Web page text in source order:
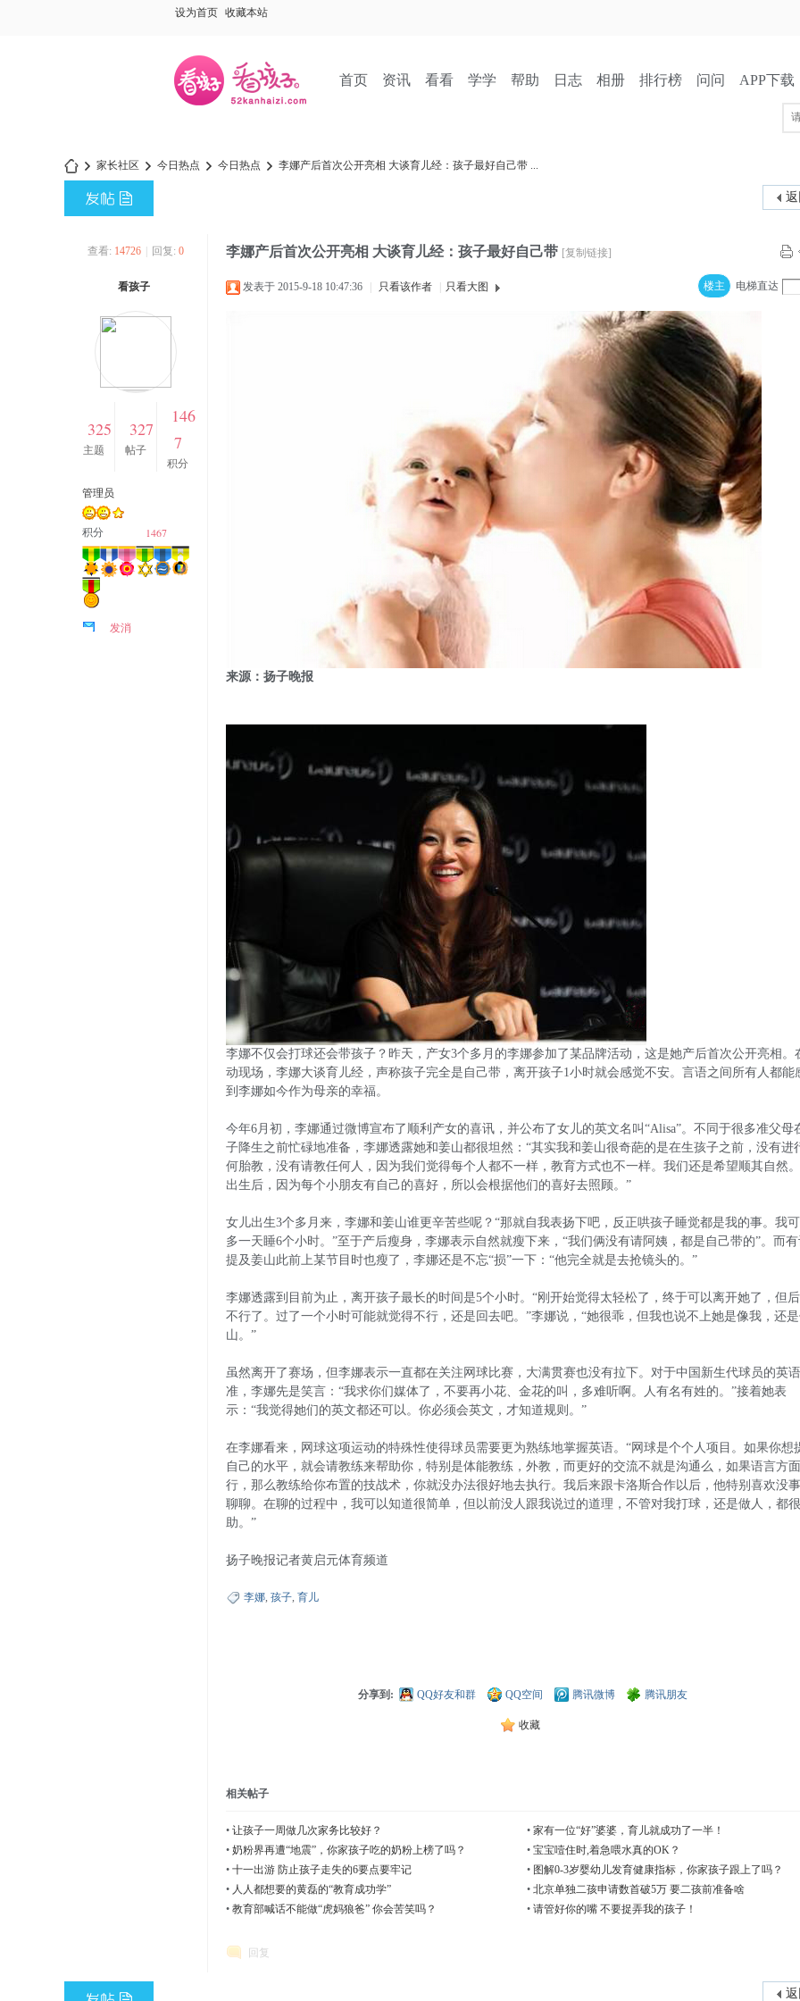
设为首页 收藏本站
首页 资讯 看看 学学 帮助 日志 相册 排行榜 问问 APP下载
家长社区 今日热点 今日热点
›
李娜产后首次公开亮相 大谈育儿经：孩子最好自己带 ...
查看: 14726 回复: 0 李娜产后首次公开亮相 大谈育儿经：孩子最好自己带 [复制链接]
看孩子
325
主题
327
帖子
146
7
积分
管理员
积分 1467
发消
电梯直达
楼主
发表于 2015-9-18 10:47:36 只看该作者 只看大图
来源：扬子晚报
李娜不仅会打球还会带孩子？昨天，产女3个多月的李娜参加了某品牌活动，这是她产后首次公开亮相。
动现场，李娜大谈育儿经，声称孩子完全是自己带，离开孩子1小时就会感觉不安。言语之间所有人都能
到李娜如今作为母亲的幸福。
今年6月初，李娜通过微博宣布了顺利产女的喜讯，并公布了女儿的英文名叫“Alisa”。不同于很多准父母
子降生之前忙碌地准备，李娜透露她和姜山都很坦然：“其实我和姜山很奇葩的是在生孩子之前，没有进
何胎教，没有请教任何人，因为我们觉得每个人都不一样，教育方式也不一样。我们还是希望顺其自然
出生后，因为每个小朋友有自己的喜好，所以会根据他们的喜好去照顾。”
女儿出生3个多月来，李娜和姜山谁更辛苦些呢？“那就自我表扬下吧，反正哄孩子睡觉都是我的事。我
多一天睡6个小时。”至于产后瘦身，李娜表示自然就瘦下来，“我们俩没有请阿姨，都是自己带的”。而
提及姜山此前上某节目时也瘦了，李娜还是不忘“损”一下：“他完全就是去抢镜头的。”
李娜透露到目前为止，离开孩子最长的时间是5个小时。“刚开始觉得太轻松了，终于可以离开她了，但
不行了。过了一个小时可能就觉得不行，还是回去吧。”李娜说，“她很乖，但我也说不上她是像我，还
山。”
虽然离开了赛场，但李娜表示一直都在关注网球比赛，大满贯赛也没有拉下。对于中国新生代球员的英
准，李娜先是笑言：“我求你们媒体了，不要再小花、金花的叫，多难听啊。人有名有姓的。”接着她表
示：“我觉得她们的英文都还可以。你必须会英文，才知道规则。”
在李娜看来，网球这项运动的特殊性使得球员需要更为熟练地掌握英语。“网球是个个人项目。如果你想
自己的水平，就会请教练来帮助你，特别是体能教练，外教，而更好的交流不就是沟通么，如果语言方
行，那么教练给你布置的技战术，你就没办法很好地去执行。我后来跟卡洛斯合作以后，他特别喜欢没
聊聊。在聊的过程中，我可以知道很简单，但以前没人跟我说过的道理，不管对我打球，还是做人，都
助。”
扬子晚报记者黄启元体育频道
李娜, 孩子, 育儿
分享到: QQ好友和群 QQ空间 腾讯微博 腾讯朋友
收藏
相关帖子
• 让孩子一周做几次家务比较好？ • 家有一位“好”婆婆，育儿就成功了一半！
• 奶粉界再遭“地震”，你家孩子吃的奶粉上榜了吗？ • 宝宝噎住时,着急喂水真的OK？
• 十一出游 防止孩子走失的6要点要牢记 • 图解0-3岁婴幼儿发育健康指标，你家孩子跟上了吗？
• 人人都想要的黄磊的“教育成功学” • 北京单独二孩申请数首破5万 要二孩前准备啥
• 教育部喊话不能做“虎妈狼爸” 你会苦笑吗？ • 请管好你的嘴 不要捉弄我的孩子！
回复